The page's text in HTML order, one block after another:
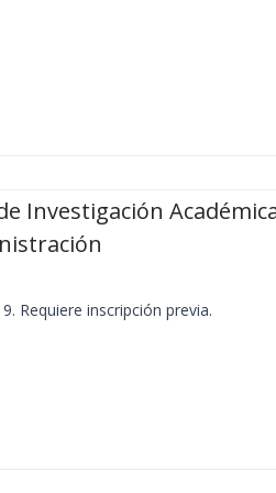
Investigación
Requiere inscripción previa.